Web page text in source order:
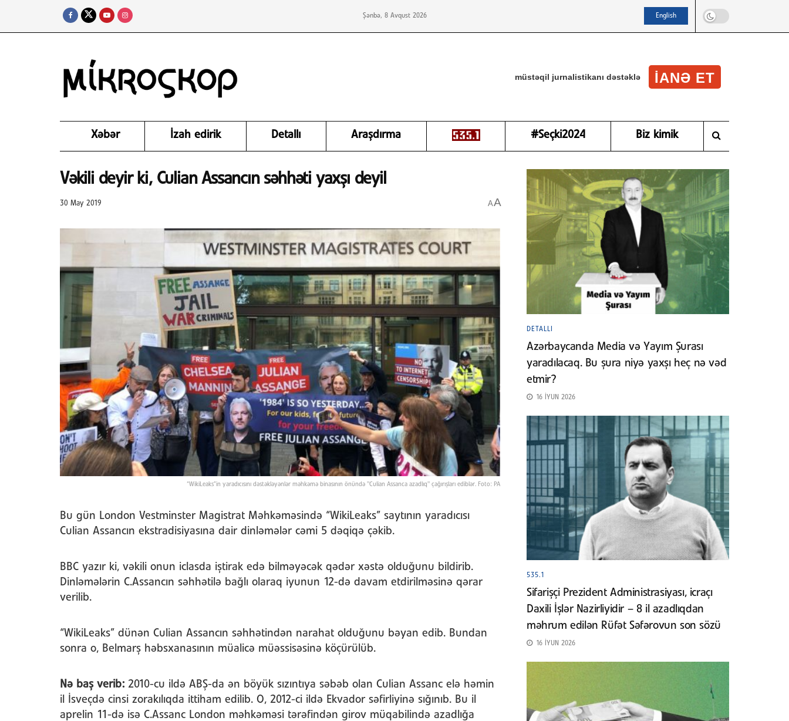
Şənbə, 8 Avqust 2026 English
müstəqil jurnalistikanı dəstəklə IANƏ ET
Xəbər İzah edirik Detallı Araşdırma #Seçki2024 Biz kimik
Vəkili deyir ki, Culian Assancın səhhəti yaxşı deyil
30 May 2019 AA
“WikiLeaks”in yaradıcısını dəstəkləyənlər məhkəmə binasının önündə "Culian Assanca azadlıq" çağırışları ediblər. Foto: PA
Bu gün London Vestminster Magistrat Məhkəməsində “WikiLeaks” saytının yaradıcısı
Culian Assancın ekstradisiyasına dair dinləmələr cəmi 5 dəqiqə çəkib.
BBC yazır ki, vəkili onun iclasda iştirak edə bilməyəcək qədər xəstə olduğunu bildirib.
Dinləmələrin C.Assancın səhhətilə bağlı olaraq iyunun 12-də davam etdirilməsinə qərar
verilib.
“WikiLeaks” dünən Culian Assancın səhhətindən narahat olduğunu bəyan edib. Bundan
sonra o, Belmarş həbsxanasının müalicə müəssisəsinə köçürülüb.
Nə baş verib: 2010-cu ildə ABŞ-da ən böyük sızıntıya səbəb olan Culian Assanc elə həmin
il İsveçdə cinsi zorakılıqda ittiham edilib. O, 2012-ci ildə Ekvador səfirliyinə sığınıb. Bu il
aprelin 11-də isə C.Assanc London məhkəməsi tərəfindən girov müqabilində azadlığa
DETALLI
Azərbaycanda Media və Yayım Şurası
yaradılacaq. Bu şura niyə yaxşı heç nə vəd
etmir?
16 İYUN 2026
535.1
Sifarişçi Prezident Administrasiyası, icraçı
Daxili İşlər Nazirliyidir – 8 il azadlıqdan
məhrum edilən Rüfət Səfərovun son sözü
16 İYUN 2026